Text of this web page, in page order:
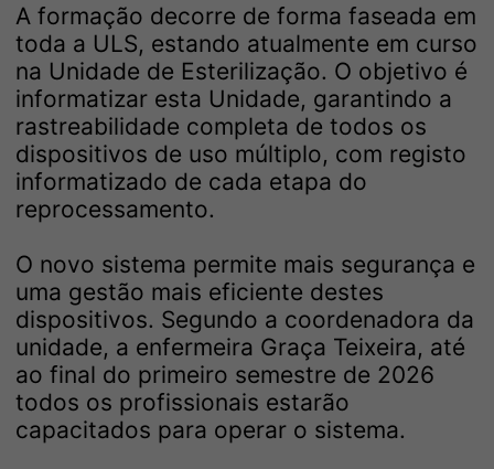
A formação decorre de forma faseada em
toda a ULS, estando atualmente em curso
na Unidade de Esterilização. O objetivo é
informatizar esta Unidade, garantindo a
rastreabilidade completa de todos os
dispositivos de uso múltiplo, com registo
informatizado de cada etapa do
reprocessamento.
O novo sistema permite mais segurança e
uma gestão mais eficiente destes
dispositivos. Segundo a coordenadora da
unidade, a enfermeira Graça Teixeira, até
ao final do primeiro semestre de 2026
todos os profissionais estarão
capacitados para operar o sistema.